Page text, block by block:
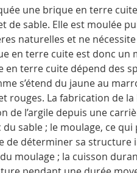
une brique en terre
de sable. Elle est moulée
naturelles et ne
en terre cuite est donc un
en terre cuite dépend des
s’étend du jaune au
rouges. La fabrication de
de l’argile depuis une
du sable ; le moulage, ce
de déterminer sa
moulage ; la cuisson